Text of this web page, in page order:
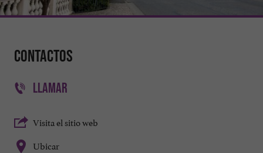
Contactos
LLAMAR
Visita el sitio web
Ubicar